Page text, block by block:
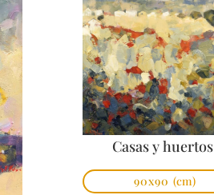
Casas y huertos
90x90 (cm)